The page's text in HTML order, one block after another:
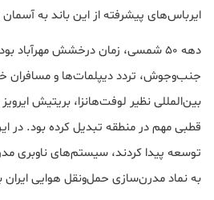
ایرباس‌های پیشرفته از این باند به
دهه ۵۰ شمسی، زمان درخشش مهرآباد
جنب‌وجوش، تردد دیپلمات‌ها و
بین‌المللی نظیر لوفت‌هانزا، بریتیش ایرویز
قطبی مهم در منطقه تبدیل کرده بود. در
توسعه پیدا کردند، سیستم‌های ناوبری
به نماد مدرن‌سازی حمل‌ونقل هوایی